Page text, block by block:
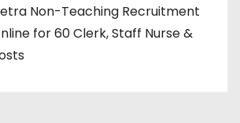
Non-Teaching Recruitment
for 60 Clerk, Staff Nurse &